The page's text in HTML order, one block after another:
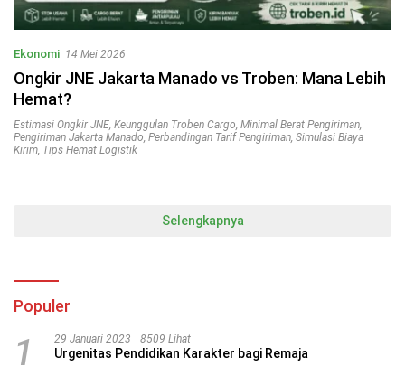
Ekonomi 14 Mei 2026
Ongkir JNE Jakarta Manado vs Troben: Mana Lebih
Hemat?
Estimasi Ongkir JNE, Keunggulan Troben Cargo, Minimal Berat Pengiriman,
Pengiriman Jakarta Manado, Perbandingan Tarif Pengiriman, Simulasi Biaya
Kirim, Tips Hemat Logistik
Selengkapnya
Populer
1 29 Januari 2023 8509 Lihat
Urgenitas Pendidikan Karakter bagi Remaja